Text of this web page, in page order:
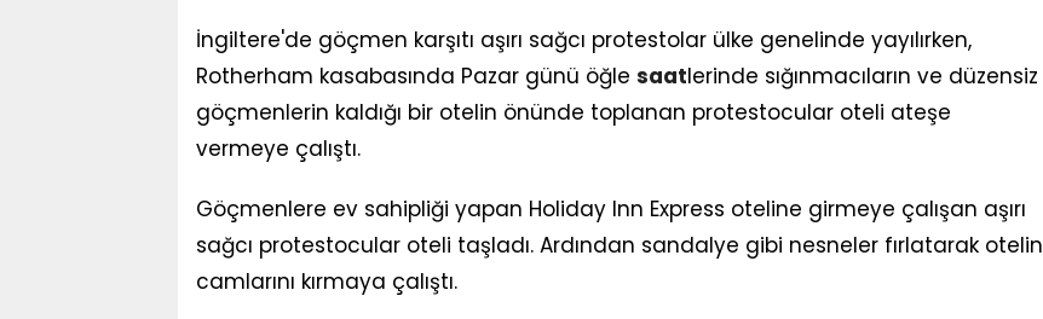
İngiltere'de göçmen karşıtı aşırı sağcı protestolar ülke genelinde yayılırken,
Rotherham kasabasında Pazar günü öğle saatlerinde sığınmacıların ve düzensiz
göçmenlerin kaldığı bir otelin önünde toplanan protestocular oteli ateşe
vermeye çalıştı.
Göçmenlere ev sahipliği yapan Holiday Inn Express oteline girmeye çalışan aşırı
sağcı protestocular oteli taşladı. Ardından sandalye gibi nesneler fırlatarak otelin
camlarını kırmaya çalıştı.